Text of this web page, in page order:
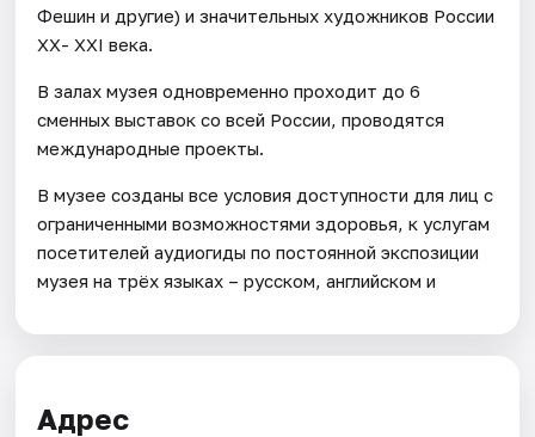
Фешин и другие) и значительных художников России
ХХ- ХХI века.
В залах музея одновременно проходит до 6
сменных выставок со всей России, проводятся
международные проекты.
В музее созданы все условия доступности для лиц с
ограниченными возможностями здоровья, к услугам
посетителей аудиогиды по постоянной экспозиции
музея на трёх языках – русском, английском и
Адрес